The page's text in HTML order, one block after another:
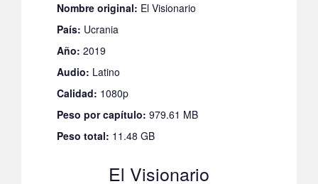
Nombre original: El Visionario
País: Ucrania
Año: 2019
Audio: Latino
Calidad: 1080p
Peso por capítulo: 979.61 MB
Peso total: 11.48 GB
El Visionario